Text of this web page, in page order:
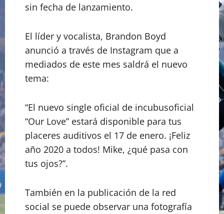
sin fecha de lanzamiento.
El líder y vocalista, Brandon Boyd
anunció a través de Instagram que a
mediados de este mes saldrá el nuevo
tema:
“El nuevo single oficial de incubusoficial
“Our Love” estará disponible para tus
placeres auditivos el 17 de enero. ¡Feliz
año 2020 a todos! Mike, ¿qué pasa con
tus ojos?”.
También en la publicación de la red
social se puede observar una fotografía